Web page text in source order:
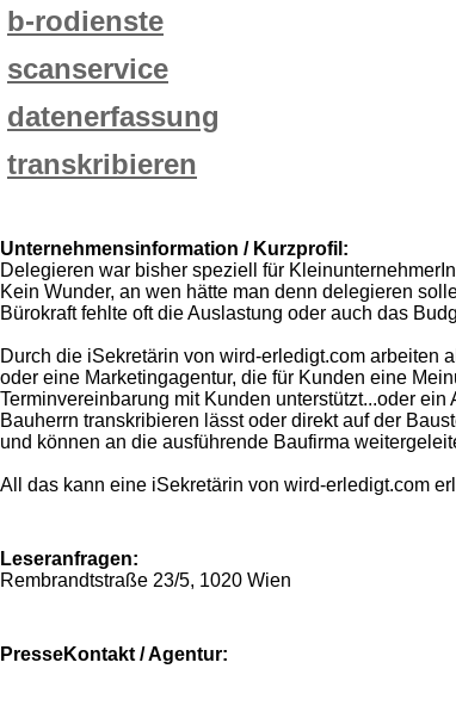
b-rodienste
scanservice
datenerfassung
transkribieren
Unternehmensinformation / Kurzprofil:
Delegieren war bisher speziell für
Kein Wunder, an wen hätte man denn delegieren
Bürokraft fehlte oft die Auslastung oder auch das
Durch die iSekretärin von wird-erledigt.com arbeiten
oder eine Marketingagentur, die für Kunden eine
Terminvereinbarung mit Kunden unterstützt...oder
Bauherrn transkribieren lässt oder direkt auf der
und können an die ausführende Baufirma
All das kann eine iSekretärin von wird-erledigt.com
Leseranfragen:
Rembrandtstraße 23/5, 1020 Wien
PresseKontakt / Agentur: